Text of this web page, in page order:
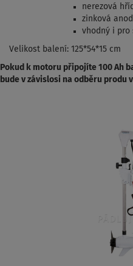
nerezová
zinková
vhodný i pro
Velikost balení: 125*54*15 cm
Pokud k motoru připojíte 100 Ah
bude v závislosi na odběru produ